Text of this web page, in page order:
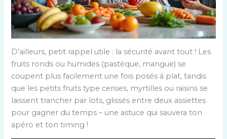
D’ailleurs, petit rappel utile : la sécurité avant tout ! Les
fruits ronds ou humides (pastèque, mangue) se
coupent plus facilement une fois posés à plat, tandis
que les petits fruits type cerises, myrtilles ou raisins se
laissent trancher par lots, glissés entre deux assiettes
pour gagner du temps – une astuce qui sauvera ton
apéro et ton timing !